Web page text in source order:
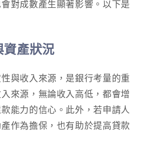
對成數產生顯著影響。以下是
資產狀況
與收入來源，是銀行考量的重
來源，無論收入高低，都會增
能力的信心。此外，若申請人
作為擔保，也有助於提高貸款